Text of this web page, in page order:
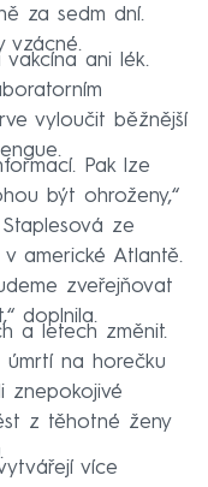
za sedm dní.
vzácné.
vakcína ani lék.
vyloučit běžnější
Pak lze
být ohroženy,“
ze
americké Atlantě.
zveřejňovat
doplnila.
a letech změnit.
na horečku
znepokojivé
z těhotné ženy
více